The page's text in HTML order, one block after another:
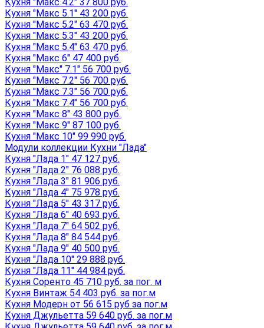
Кухня "Макс 5.1" 43 200 руб.
Кухня "Макс 5.2" 63 470 руб.
Кухня "Макс 5.3" 43 200 руб.
Кухня "Макс 5.4" 63 470 руб.
Кухня "Макс 6" 47 400 руб.
Кухня "Макс" 7.1" 56 700 руб.
Кухня "Макс 7.2" 56 700 руб.
Кухня "Макс 7.3" 56 700 руб.
Кухня "Макс 7.4" 56 700 руб.
Кухня "Макс 8" 43 800 руб.
Кухня "Макс 9" 87 100 руб.
Кухня "Макс 10" 99 990 руб.
Модули коллекции Кухни "Лада"
Кухня "Лада 1" 47 127 руб.
Кухня "Лада 2" 76 088 руб.
Кухня "Лада 3" 81 906 руб.
Кухня "Лада 4" 75 978 руб.
Кухня "Лада 5" 43 317 руб.
Кухня "Лада 6" 40 693 руб.
Кухня "Лада 7" 64 502 руб.
Кухня "Лада 8" 84 544 руб.
Кухня "Лада 9" 40 500 руб.
Кухня "Лада 10" 29 888 руб.
Кухня "Лада 11" 44 984 руб.
Кухня Соренто 45 710 руб. за пог. м
Кухня Винтаж 54 403 руб. за пог.м
Кухня Модерн от 56 615 руб за пог.м
Кухня Джульетта 59 640 руб. за пог.м